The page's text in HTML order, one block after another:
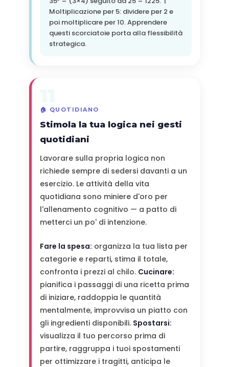
Moltiplicazione per 5: dividere per 2 e
poi moltiplicare per 10. Apprendere
questi scorciatoie porta alla flessibilità
strategica.
🏠 QUOTIDIANO
Stimola la tua logica nei gesti
quotidiani
Lavorare sulla propria logica non
richiede sempre di sedersi davanti a un
esercizio. Le attività della vita
quotidiana sono miniere d'oro per
l'allenamento cognitivo — a patto di
metterci un po' di intenzione.
Fare la spesa: organizza la tua lista per
categorie e reparti, stima il totale,
confronta i prezzi al chilo. Cucinare:
pianifica i passaggi di una ricetta prima
di iniziare, raddoppia le quantità
mentalmente, improvvisa un piatto con
gli ingredienti disponibili. Spostarsi:
visualizza il tuo percorso prima di
partire, raggruppa i tuoi spostamenti
per ottimizzare i tragitti, anticipa le